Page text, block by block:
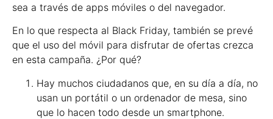
sea a través de apps móviles o del navegador.
En lo que respecta al Black Friday, también se prevé
que el uso del móvil para disfrutar de ofertas crezca
en esta campaña. ¿Por qué?
Hay muchos ciudadanos que, en su día a día, no
usan un portátil o un ordenador de mesa, sino
que lo hacen todo desde un smartphone.